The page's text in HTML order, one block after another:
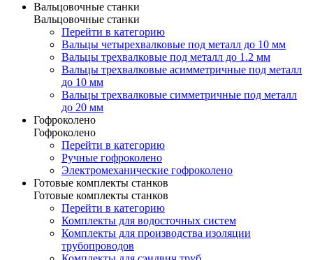
Вальцовочные станки
Вальцовочные станки
Перейти в категорию
Вальцы четырехвалковые под металл до 10 мм
Вальцы трехвалковые под металл до 1.2 мм
Вальцы трехвалковые асимметричные под металл
до 10 мм
Вальцы трехвалковые симметричные под металл
до 20 мм
Гофроколено
Гофроколено
Перейти в категорию
Ручные гофроколено
Электромеханические гофроколено
Готовые комплекты станков
Готовые комплекты станков
Перейти в категорию
Комплекты для водосточных систем
Комплекты для производства изоляции
трубопроводов